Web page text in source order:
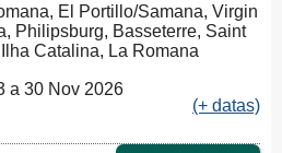
El Portillo/Samana, Virgin
Philipsburg, Basseterre, Saint
Catalina, La Romana
a 30 Nov 2026
(+ datas)